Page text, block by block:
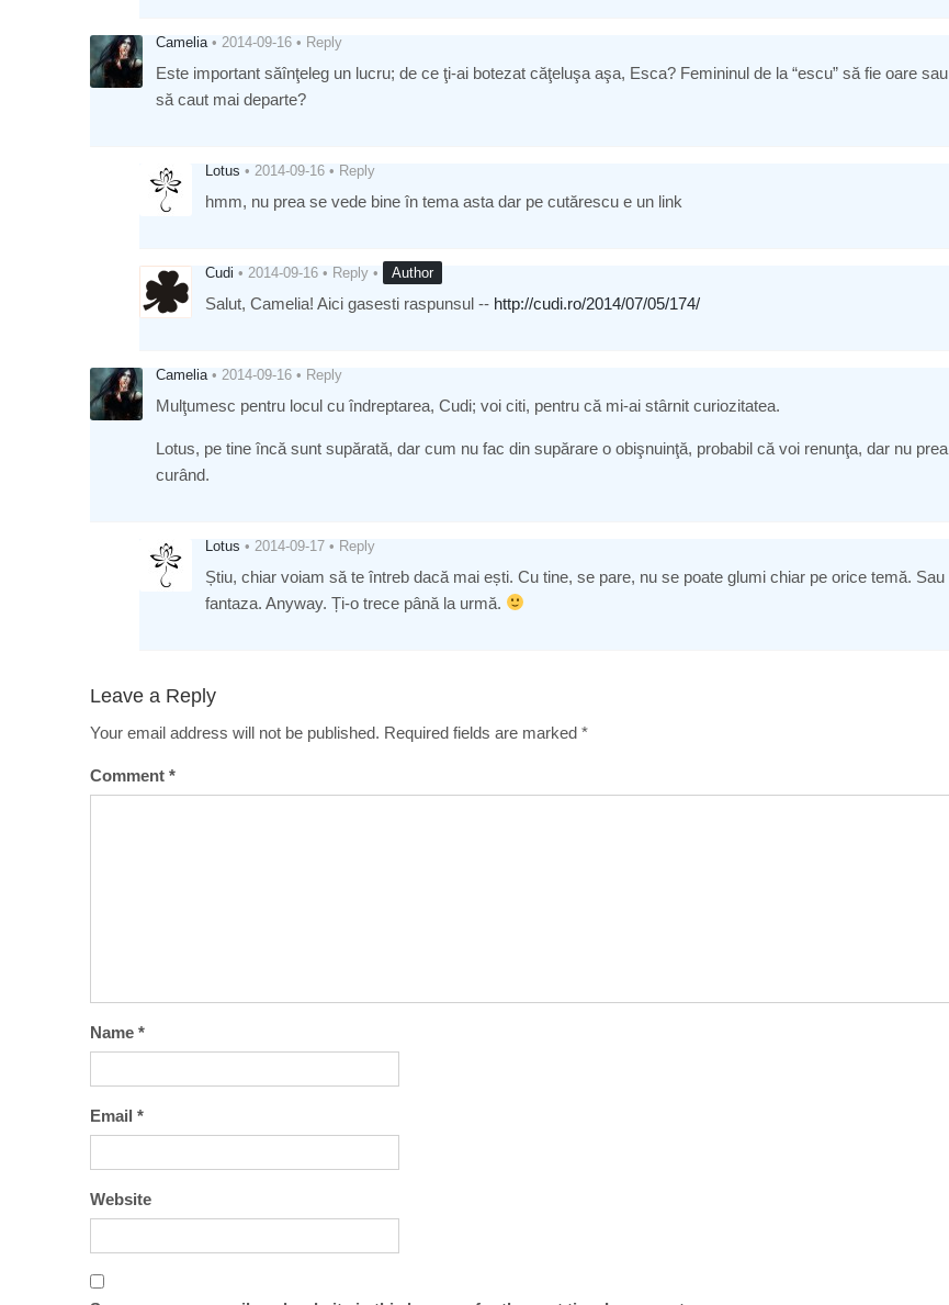
Camelia • 2014-09-16 • Reply
Este important săînţeleg un lucru; de ce ţi-ai botezat căţeluşa aşa, Esca? Femininul de la “escu” să fie oare sau
să caut mai departe?
Lotus • 2014-09-16 • Reply
hmm, nu prea se vede bine în tema asta dar pe cutărescu e un link
Cudi • 2014-09-16 • Reply • Author
Salut, Camelia! Aici gasesti raspunsul -- http://cudi.ro/2014/07/05/174/
Camelia • 2014-09-16 • Reply
Mulţumesc pentru locul cu îndreptarea, Cudi; voi citi, pentru că mi-ai stârnit curiozitatea.
Lotus, pe tine încă sunt supărată, dar cum nu fac din supărare o obişnuinţă, probabil că voi renunţa, dar nu prea
curând.
Lotus • 2014-09-17 • Reply
Știu, chiar voiam să te întreb dacă mai ești. Cu tine, se pare, nu se poate glumi chiar pe orice temă. Sau
fantaza. Anyway. Ți-o trece până la urmă.
Leave a Reply
Your email address will not be published. Required fields are marked *
Comment *
Name *
Email *
Website